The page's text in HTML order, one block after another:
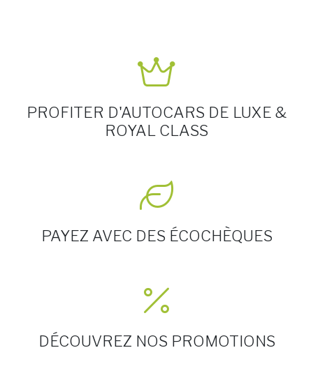
PROFITER D'AUTOCARS DE LUXE &
ROYAL CLASS
PAYEZ AVEC DES ÉCOCHÈQUES
DÉCOUVREZ NOS PROMOTIONS